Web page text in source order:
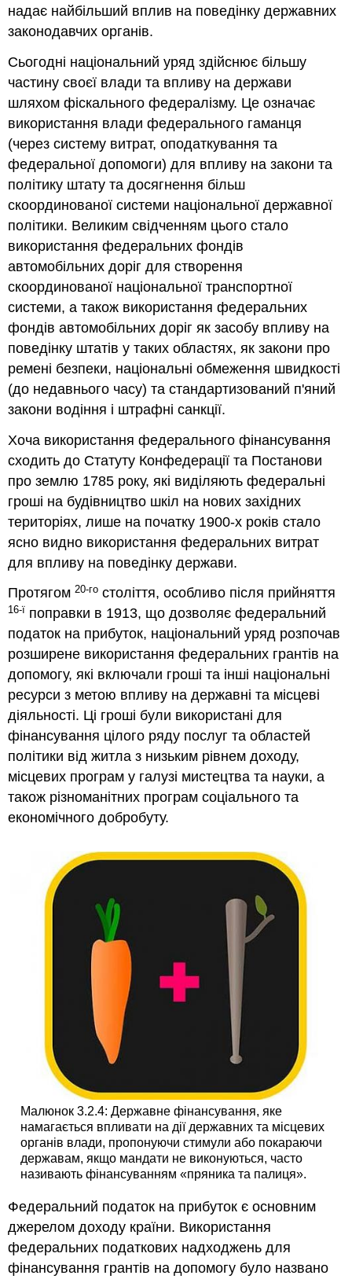
надає найбільший вплив на поведінку державних
законодавчих органів.
Сьогодні національний уряд здійснює більшу
частину своєї влади та впливу на держави
шляхом фіскального федералізму. Це означає
використання влади федерального гаманця
(через систему витрат, оподаткування та
федеральної допомоги) для впливу на закони та
політику штату та досягнення більш
скоординованої системи національної державної
політики. Великим свідченням цього стало
використання федеральних фондів
автомобільних доріг для створення
скоординованої національної транспортної
системи, а також використання федеральних
фондів автомобільних доріг як засобу впливу на
поведінку штатів у таких областях, як закони про
ремені безпеки, національні обмеження швидкості
(до недавнього часу) та стандартизований п'яний
закони водіння і штрафні санкції.
Хоча використання федерального фінансування
сходить до Статуту Конфедерації та Постанови
про землю 1785 року, які виділяють федеральні
гроші на будівництво шкіл на нових західних
територіях, лише на початку 1900-х років стало
ясно видно використання федеральних витрат
для впливу на поведінку держави.
Протягом20-го століття, особливо після прийняття
16-ї поправки в 1913, що дозволяє федеральний
податок на прибуток, національний уряд розпочав
розширене використання федеральних грантів на
допомогу, які включали гроші та інші національні
ресурси з метою впливу на державні та місцеві
діяльності. Ці гроші були використані для
фінансування цілого ряду послуг та областей
політики від житла з низьким рівнем доходу,
місцевих програм у галузі мистецтва та науки, а
також різноманітних програм соціального та
економічного добробуту.
Малюнок 3.2.4: Державне фінансування, яке
намагається впливати на дії державних та місцевих
органів влади, пропонуючи стимули або покараючи
державам, якщо мандати не виконуються, часто
називають фінансуванням «пряника та палиця».
Федеральний податок на прибуток є основним
джерелом доходу країни. Використання
федеральних податкових надходжень для
фінансування грантів на допомогу було названо